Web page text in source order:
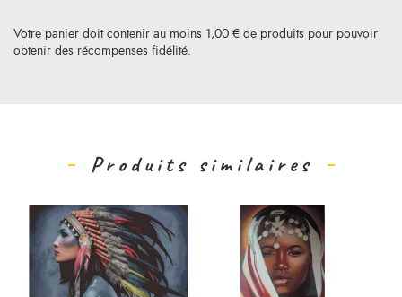
Votre panier doit contenir au moins 1,00 € de produits pour pouvoir
obtenir des récompenses fidélité.
Produits similaires